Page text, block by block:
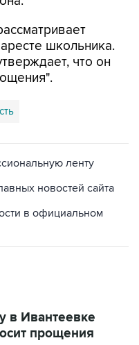
школьника.
что он
ленту
новостей сайта
в официальном
в Ивантеевке
прощения